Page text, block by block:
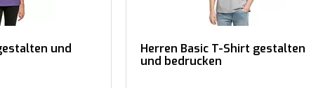
und
Herren Basic T-Shirt gestalten
und bedrucken